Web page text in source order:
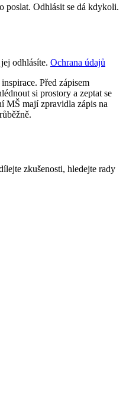
poslat. Odhlásit se dá kdykoli.
odhlásíte. Ochrana údajů
Před zápisem
si prostory a zeptat se
MŠ mají zpravidla zápis na
zkušenosti, hledejte rady